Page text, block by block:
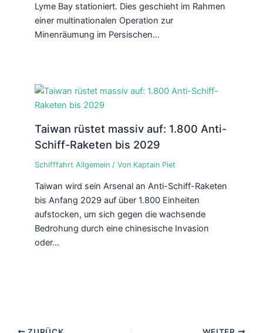
Lyme Bay stationiert. Dies geschieht im Rahmen
einer multinationalen Operation zur
Minenräumung im Persischen…
Taiwan rüstet massiv auf: 1.800 Anti-
Schiff-Raketen bis 2029
Schifffahrt Allgemein/ Von Kaptain Piet
Taiwan wird sein Arsenal an Anti-Schiff-Raketen
bis Anfang 2029 auf über 1.800 Einheiten
aufstocken, um sich gegen die wachsende
Bedrohung durch eine chinesische Invasion
oder…